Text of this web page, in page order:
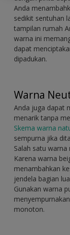
Anda
sedikit sentuhan
tampilan rumah
warna ini
dapat
dipadukan.
Warna
Anda juga dapat
menarik tanpa
Skema warna
sempurna jika
Salah satu warna
Karena warna
menambahkan
jendela bagian
Gunakan warna
monoton.